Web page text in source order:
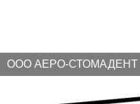
ООО АЕРО-СТОМАДЕНТ